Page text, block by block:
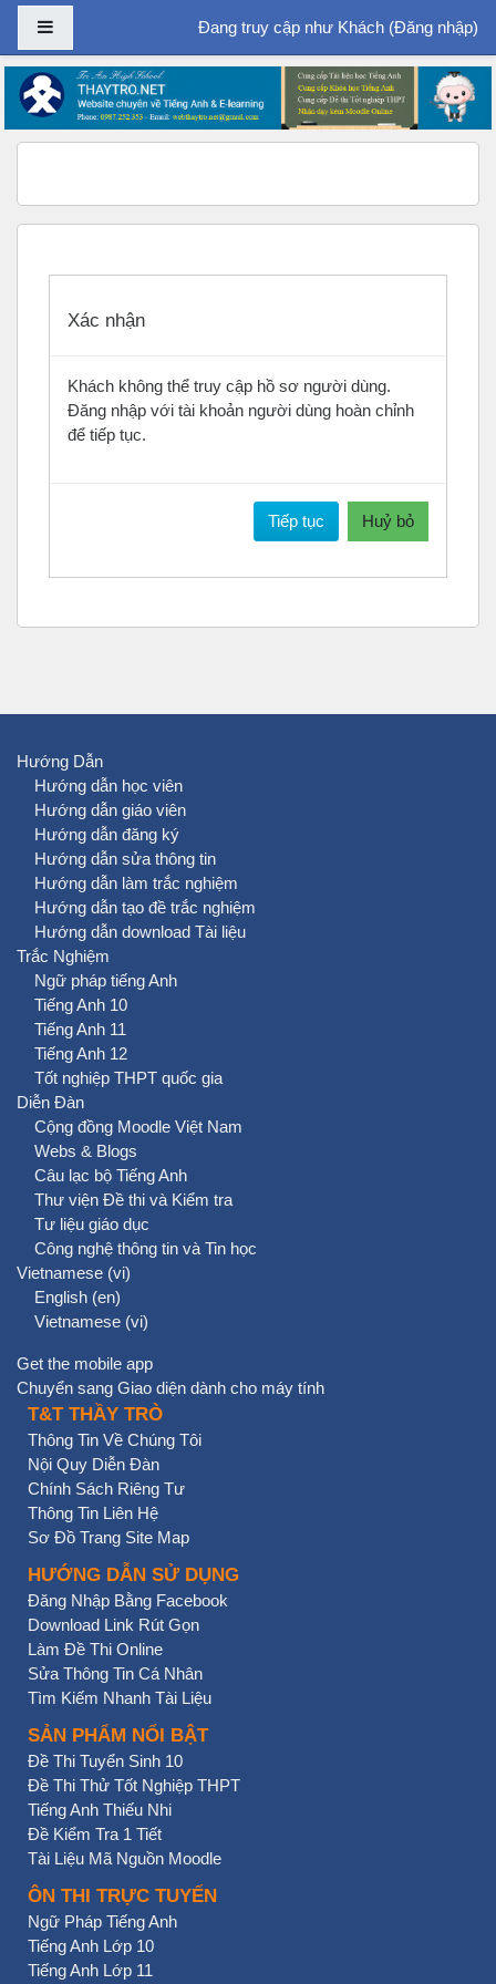
Chuyển tới nội dung chính
Bảng điều khiển cạnhĐang truy cập như Khách (Đăng nhập)
Xác nhận
Khách không thể truy cập hồ sơ người dùng.
Đăng nhập với tài khoản người dùng hoàn chỉnh
để tiếp tục.
Tiếp tục Huỷ bỏ
Hướng Dẫn
Hướng dẫn học viên
Hướng dẫn giáo viên
Hướng dẫn đăng ký
Hướng dẫn sửa thông tin
Hướng dẫn làm trắc nghiệm
Hướng dẫn tạo đề trắc nghiệm
Hướng dẫn download Tài liệu
Trắc Nghiệm
Ngữ pháp tiếng Anh
Tiếng Anh 10
Tiếng Anh 11
Tiếng Anh 12
Tốt nghiệp THPT quốc gia
Diễn Đàn
Cộng đồng Moodle Việt Nam
Webs & Blogs
Câu lạc bộ Tiếng Anh
Thư viện Đề thi và Kiểm tra
Tư liệu giáo dục
Công nghệ thông tin và Tin học
Vietnamese ‎(vi)‎
English ‎(en)‎
Vietnamese ‎(vi)‎
Get the mobile app
Chuyển sang Giao diện dành cho máy tính
T&T THẦY TRÒ
Thông Tin Về Chúng Tôi
Nội Quy Diễn Đàn
Chính Sách Riêng Tư
Thông Tin Liên Hệ
Sơ Đồ Trang Site Map
HƯỚNG DẪN SỬ DỤNG
Đăng Nhập Bằng Facebook
Download Link Rút Gọn
Làm Đề Thi Online
Sửa Thông Tin Cá Nhân
Tìm Kiếm Nhanh Tài Liệu
SẢN PHẨM NỔI BẬT
Đề Thi Tuyển Sinh 10
Đề Thi Thử Tốt Nghiệp THPT
Tiếng Anh Thiếu Nhi
Đề Kiểm Tra 1 Tiết
Tài Liệu Mã Nguồn Moodle
ÔN THI TRỰC TUYẾN
Ngữ Pháp Tiếng Anh
Tiếng Anh Lớp 10
Tiếng Anh Lớp 11